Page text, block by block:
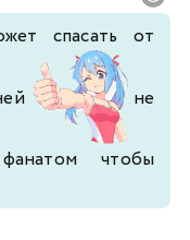
спасать от
не
чтобы